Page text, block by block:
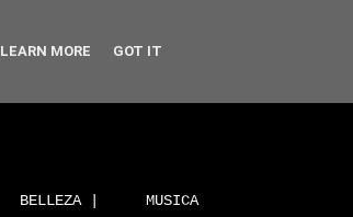
BELLEZA | MUSICA
LEARN MORE GOT IT